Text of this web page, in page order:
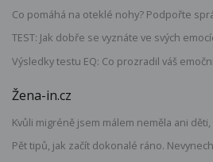
Co pomáhá na oteklé nohy? Podpořte
TEST: Jak dobře se vyznáte ve svých
Výsledky testu EQ: Co prozradil váš
Žena-in.cz
Kvůli migréně jsem málem neměla ani
Pět tipů, jak začít dokonalé ráno.